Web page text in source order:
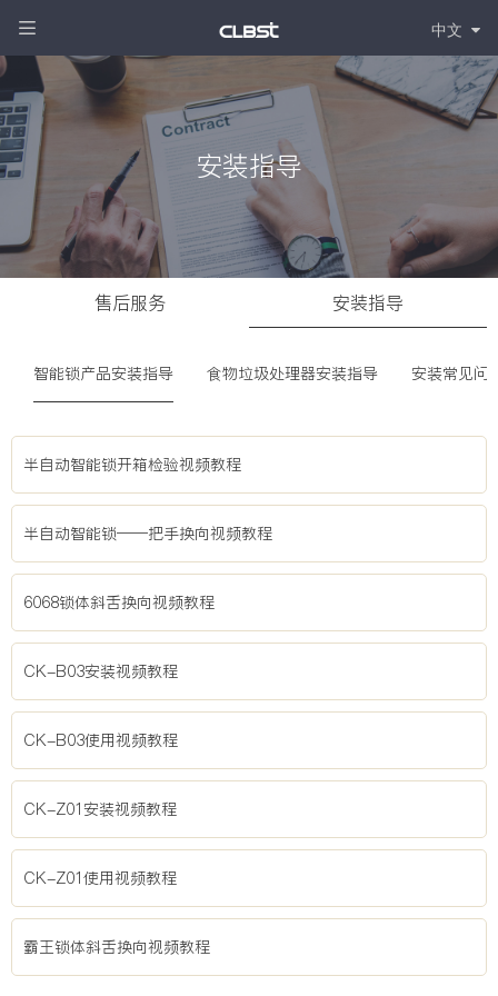
中文
安装指导
售后服务 安装指导
智能锁产品安装指导 食物垃圾处理器安装指导 安装常见问
半自动智能锁开箱检验视频教程
半自动智能锁——把手换向视频教程
6068锁体斜舌换向视频教程
CK-B03安装视频教程
CK-B03使用视频教程
CK-Z01安装视频教程
CK-Z01使用视频教程
霸王锁体斜舌换向视频教程